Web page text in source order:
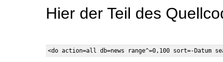
Hier der Teil des